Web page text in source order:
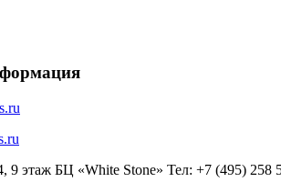
9 этаж БЦ «White Stone» Тел: +7 (495) 258